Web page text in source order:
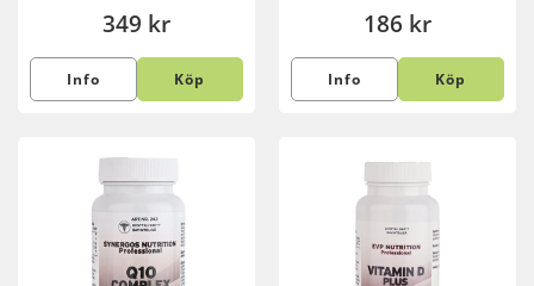
349 kr
Info Köp
186 kr
Info Köp